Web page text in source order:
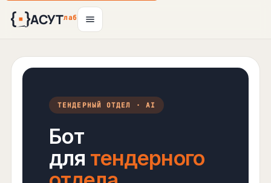
АСУТлаб
ТЕНДЕРНЫЙ ОТДЕЛ · AI
Бот
для тендерного